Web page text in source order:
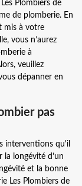
Plombiers de
de plomberie. En
mis à votre
vous n’aurez
à
veuillez
dépanner en
pas
interventions qu'il
la longévité d’un
et la bonne
Les Plombiers de